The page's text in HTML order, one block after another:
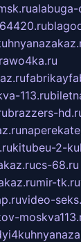
113.ru
brazzers-
kitubeu-2-
cs-68.ru
mir-tk.ru
video-